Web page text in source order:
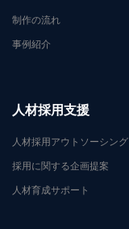
制作の流れ
事例紹介
人材採用支援
人材採用アウトソーシング
採用に関する企画提案
人材育成サポート